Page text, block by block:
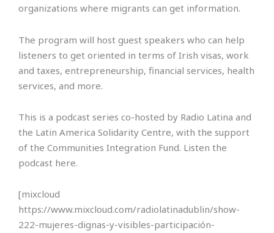
organizations where migrants can get information.
The program will host guest speakers who can help
listeners to get oriented in terms of Irish visas, work
and taxes, entrepreneurship, financial services, health
services, and more.
This is a podcast series co-hosted by Radio Latina and
the Latin America Solidarity Centre, with the support
of the Communities Integration Fund. Listen the
podcast here.
[mixcloud
https://www.mixcloud.com/radiolatinadublin/show-
222-mujeres-dignas-y-visibles-participación-